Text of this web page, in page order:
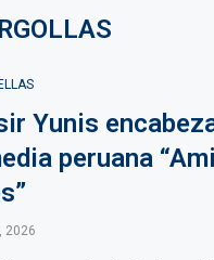
Yunis
peruana
2026